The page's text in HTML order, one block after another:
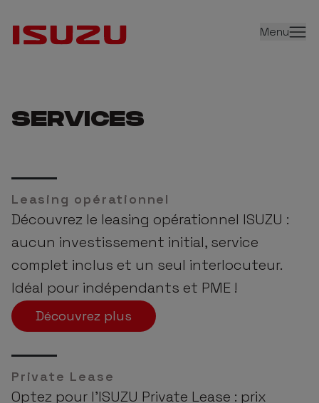
Menu
SERVICES
Leasing opérationnel
Découvrez le leasing opérationnel ISUZU :
aucun investissement initial, service
complet inclus et un seul interlocuteur.
Idéal pour indépendants et PME !
Découvrez plus
Private Lease
Optez pour l’ISUZU Private Lease : prix